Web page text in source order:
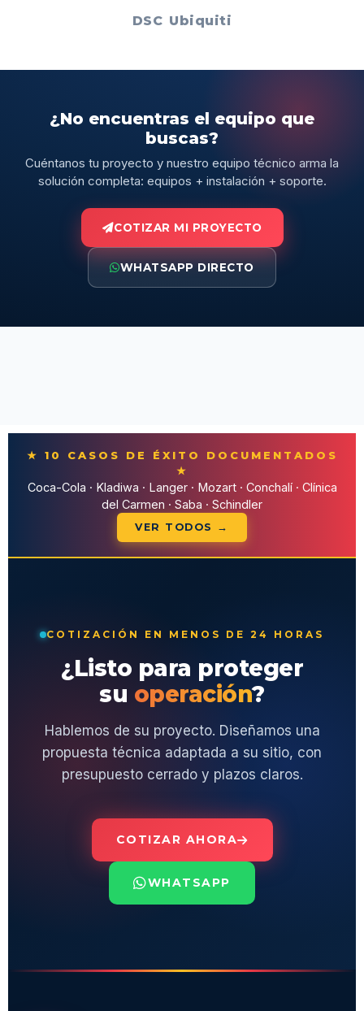
DSC Ubiquiti
¿No encuentras el equipo que
buscas?
Cuéntanos tu proyecto y nuestro equipo técnico arma la
solución completa: equipos + instalación + soporte.
COTIZAR MI PROYECTO
WHATSAPP DIRECTO
★ 10 CASOS DE ÉXITO DOCUMENTADOS
★
Coca-Cola · Kladiwa · Langer · Mozart · Conchalí · Clínica
del Carmen · Saba · Schindler
VER TODOS →
COTIZACIÓN EN MENOS DE 24 HORAS
¿Listo para proteger
su operación?
Hablemos de su proyecto. Diseñamos una
propuesta técnica adaptada a su sitio, con
presupuesto cerrado y plazos claros.
COTIZAR AHORA
WHATSAPP